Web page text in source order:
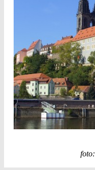
foto: